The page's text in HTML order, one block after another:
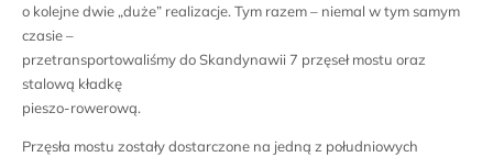
o kolejne dwie „duże” realizacje. Tym razem – niemal w tym samym
czasie –
przetransportowaliśmy do Skandynawii 7 przęseł mostu oraz
stalową kładkę
pieszo-rowerową.
Przęsła mostu zostały dostarczone na jedną z południowych